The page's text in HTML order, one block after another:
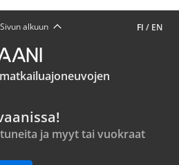
FI / EN
Sivun alkuun
ja myyt tai vuokraat